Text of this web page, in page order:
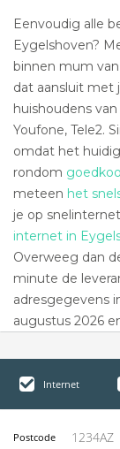
Eenvoudig alle
Eygelshoven?
binnen mum
dat aansluit met
huishoudens
Youfone, Tele2.
omdat het
rondom
meteen het
je op
internet in
Overweeg dan
minute de
adresgegevens
augustus 2026
Internet
Postcode